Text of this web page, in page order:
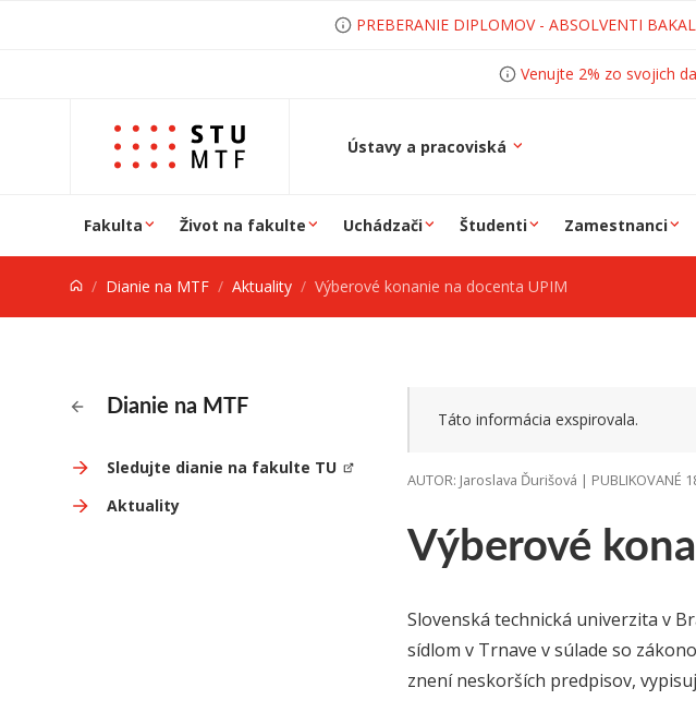
PREBERANIE DIPLOMOV - ABSOLVENTI
Venujte 2% zo svojich
Ústavy a pracoviská
Fakulta Život na fakulte Uchádzači Študenti Zamestnanci
Dianie na MTF Aktuality Výberové konanie na docenta UPIM
Dianie na MTF
Sledujte dianie na fakulte TU
Aktuality
Výberové
Táto informácia exspirovala.
AUTOR: Jaroslava Ďurišová | PUBLIKOVANÉ
Slovenská technická univerzita v
sídlom v Trnave v súlade so
znení neskorších predpisov,